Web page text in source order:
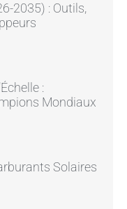
2035) : Outils,
:
Mondiaux
Solaires